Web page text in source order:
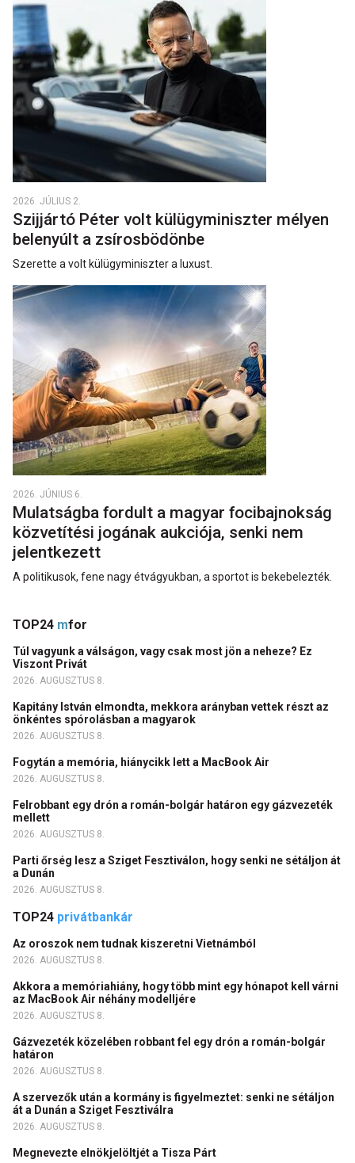
2026. JÚLIUS 2.
Szijjártó Péter volt külügyminiszter mélyen
belenyúlt a zsírosbödönbe
Szerette a volt külügyminiszter a luxust.
2026. JÚNIUS 6.
Mulatságba fordult a magyar focibajnokság
közvetítési jogának aukciója, senki nem
jelentkezett
A politikusok, fene nagy étvágyukban, a sportot is bekebelezték.
TOP24 mfor
Túl vagyunk a válságon, vagy csak most jön a neheze? Ez
Viszont Privát
2026. AUGUSZTUS 8.
Kapitány István elmondta, mekkora arányban vettek részt az
önkéntes spórolásban a magyarok
2026. AUGUSZTUS 8.
Fogytán a memória, hiánycikk lett a MacBook Air
2026. AUGUSZTUS 8.
Felrobbant egy drón a román-bolgár határon egy gázvezeték
mellett
2026. AUGUSZTUS 8.
Parti őrség lesz a Sziget Fesztiválon, hogy senki ne sétáljon át
a Dunán
2026. AUGUSZTUS 8.
TOP24 privátbankár
Az oroszok nem tudnak kiszeretni Vietnámból
2026. AUGUSZTUS 8.
Akkora a memóriahiány, hogy több mint egy hónapot kell várni
az MacBook Air néhány modelljére
2026. AUGUSZTUS 8.
Gázvezeték közelében robbant fel egy drón a román-bolgár
határon
2026. AUGUSZTUS 8.
A szervezők után a kormány is figyelmeztet: senki ne sétáljon
át a Dunán a Sziget Fesztiválra
2026. AUGUSZTUS 8.
Megnevezte elnökjelöltjét a Tisza Párt